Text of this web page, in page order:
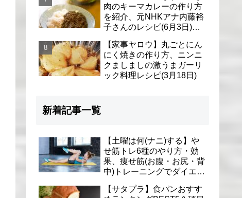
肉のキーマカレーの作り方
を紹介、元NHKアナ内藤裕
子さんのレシピ(6月3日)リ
【家事ヤロウ】丸ごとにん
にく焼きの作り方、ニンニ
クましましの激うまガーリ
ック料理レシピ(3月18日)
新着記事一覧
【土曜は何(ナニ)する】や
せ筋トレ6種のやり方・効
果、痩せ筋(お腹・お尻・背
中)トレーニングでダイエッ
【サタプラ】食パンおすす